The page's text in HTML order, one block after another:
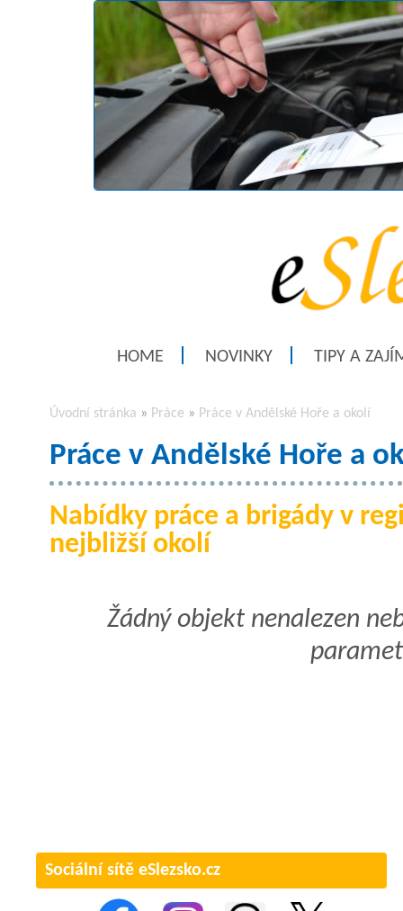
HOME NOVINKY TIPY A
Úvodní stránka » Práce » Práce v Andělské Hoře a okolí
Práce v Andělské Hoře a
Nabídky práce a brigády v
nejbližší okolí
Žádný objekt nenalezen
Sociální sítě eSlezsko.cz